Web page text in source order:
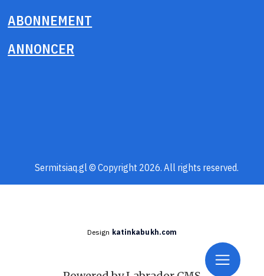
ABONNEMENT
ANNONCER
Sermitsiaq.gl © Copyright 2026. All rights reserved.
Design katinkabukh.com